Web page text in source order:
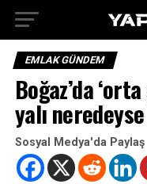
EMLAK GÜNDEM
Boğaz’da
yalı
Sosyal Medya'da Paylaş